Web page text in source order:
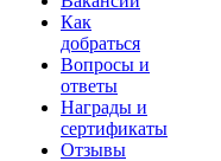
Как
добраться
Вопросы и
ответы
Награды и
сертификаты
Отзывы